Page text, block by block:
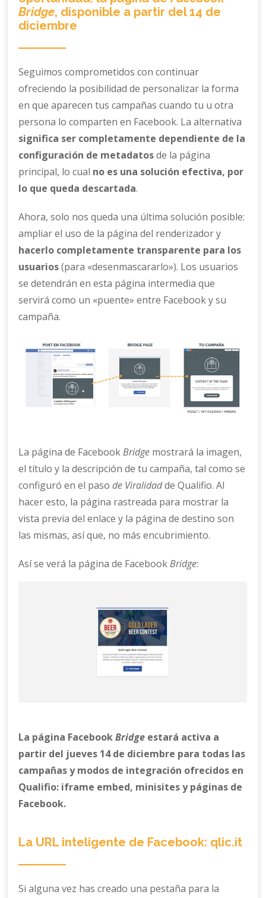
Bridge, disponible a partir del 14 de
diciembre
Seguimos comprometidos con continuar
ofreciendo la posibilidad de personalizar la forma
en que aparecen tus campañas cuando tu u otra
persona lo comparten en Facebook. La alternativa
significa ser completamente dependiente de la
configuración de metadatosde la página
principal, lo cual no es una solución efectiva, por
lo que queda descartada.
Ahora, solo nos queda una última solución posible:
ampliar el uso de la página del renderizador y
hacerlo completamente transparente para los
usuarios(para «desenmascararlo»). Los usuarios
se detendrán en esta página intermedia que
servirá como un «puente» entre Facebook y su
campaña.
La página de FacebookBridge mostrará la imagen,
el título y la descripción de tu campaña, tal como se
configuró en el pasode Viralidadde Qualifio. Al
hacer esto, la página rastreada para mostrar la
vista previa del enlace y la página de destino son
las mismas, así que, no más encubrimiento.
Así se verá la página de FacebookBridge:
La página FacebookBridge estará activa a
partir del jueves 14 de diciembre para todas las
campañas y modos de integración ofrecidos en
Qualifio: iframe embed, minisites y páginas de
Facebook.
La URL inteligente de Facebook: qlic.it
Si alguna vez has creado una pestaña para la